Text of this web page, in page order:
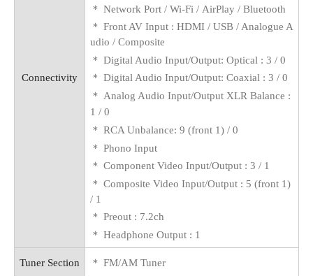
Connectivity
＊ Network Port / Wi-Fi / AirPlay / Bluetooth
＊ Front AV Input : HDMI / USB / Analogue A
udio / Composite
＊ Digital Audio Input/Output: Optical : 3 / 0
＊ Digital Audio Input/Output: Coaxial : 3 / 0
＊ Analog Audio Input/Output XLR Balance :
1 / 0
＊ RCA Unbalance: 9 (front 1) / 0
＊ Phono Input
＊ Component Video Input/Output : 3 / 1
＊ Composite Video Input/Output : 5 (front 1)
/ 1
＊ Preout : 7.2ch
＊ Headphone Output : 1
Tuner Section ＊ FM/AM Tuner